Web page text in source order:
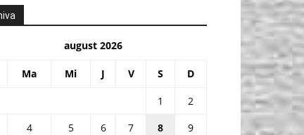
august 2026
Ma Mi J V S D
1
2
4 5 6 7 8
9